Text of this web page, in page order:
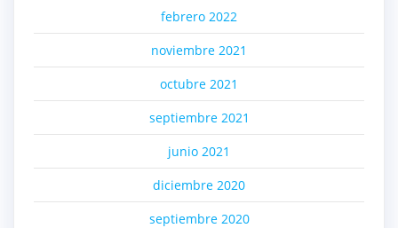
febrero 2022
noviembre 2021
octubre 2021
septiembre 2021
junio 2021
diciembre 2020
septiembre 2020